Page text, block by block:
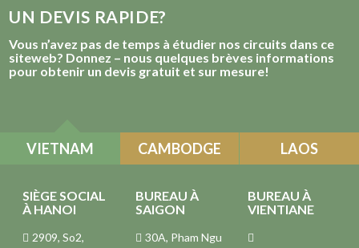
UN DEVIS RAPIDE?
Vous n’avez pas de temps à étudier nos circuits dans ce
siteweb? Donnez – nous quelques brèves informations
pour obtenir un devis gratuit et sur mesure!
VIETNAM CAMBODGE LAOS
SIÈGE SOCIAL
À HANOI
2909, So2,
BUREAU À
SAIGON
30A, Pham Ngu
BUREAU À
VIENTIANE